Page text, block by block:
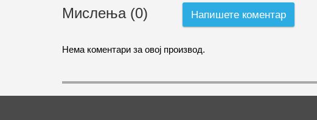
Мислења (0) Напишете коментар
Нема коментари за овој производ.